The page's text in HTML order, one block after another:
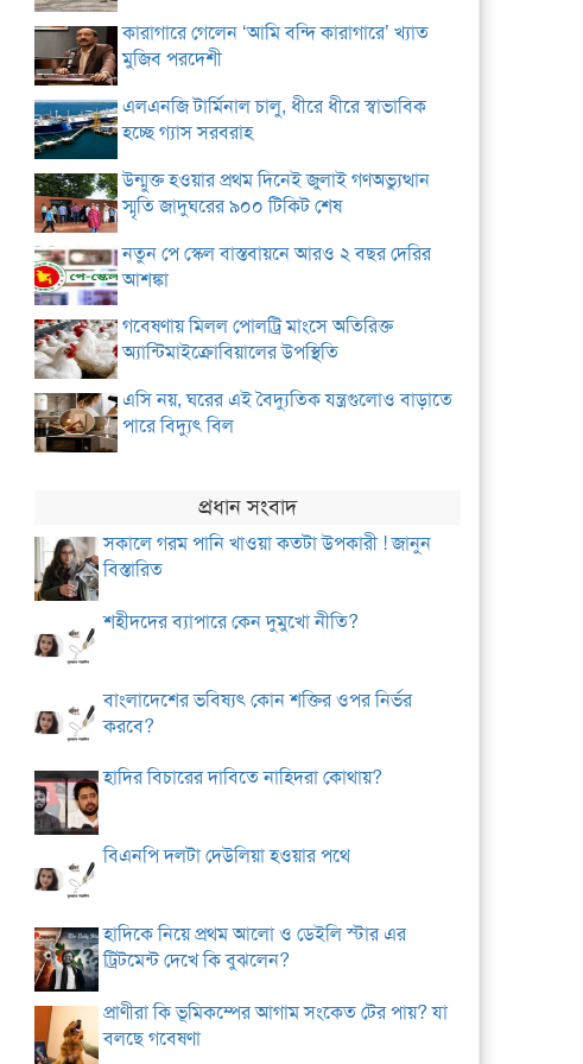
কারাগারে গেলেন ‘আমি বন্দি কারাগারে’ খ্যাত
মুজিব পরদেশী
এলএনজি টার্মিনাল চালু, ধীরে ধীরে স্বাভাবিক
হচ্ছে গ্যাস সরবরাহ
উন্মুক্ত হওয়ার প্রথম দিনেই জুলাই গণঅভ্যুত্থান
স্মৃতি জাদুঘরের ৯০০ টিকিট শেষ
নতুন পে স্কেল বাস্তবায়নে আরও ২ বছর দেরির
আশঙ্কা
গবেষণায় মিলল পোলট্রি মাংসে অতিরিক্ত
অ্যান্টিমাইক্রোবিয়ালের উপস্থিতি
এসি নয়, ঘরের এই বৈদ্যুতিক যন্ত্রগুলোও বাড়াতে
পারে বিদ্যুৎ বিল
প্রধান সংবাদ
সকালে গরম পানি খাওয়া কতটা উপকারী ! জানুন
বিস্তারিত
শহীদদের ব্যাপারে কেন দুমুখো নীতি?
বাংলাদেশের ভবিষ্যৎ কোন শক্তির ওপর নির্ভর
করবে?
হাদির বিচারের দাবিতে নাহিদরা কোথায়?
বিএনপি দলটা দেউলিয়া হওয়ার পথে
হাদিকে নিয়ে প্রথম আলো ও ডেইলি স্টার এর
ট্রিটমেন্ট দেখে কি বুঝলেন?
প্রাণীরা কি ভূমিকম্পের আগাম সংকেত টের পায়? যা
বলছে গবেষণা